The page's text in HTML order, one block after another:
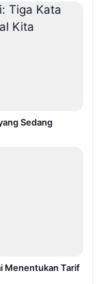
Sedang
Menentukan Tarif